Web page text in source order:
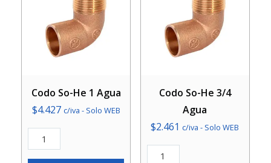
Codo So-He 1 Agua
$4.427 c/iva - Solo WEB
Codo
So-
Codo So-He 3/4
Agua
$2.461 c/iva - Solo WEB
Codo